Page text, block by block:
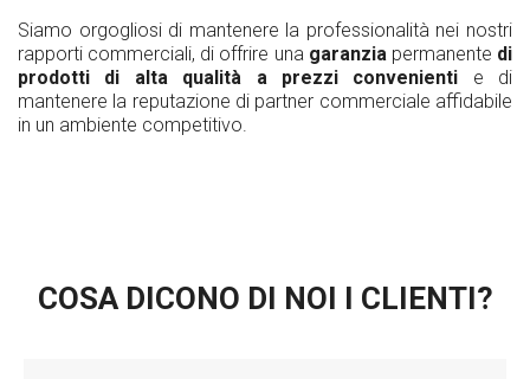
Siamo orgogliosi di mantenere la professionalità nei nostri
rapporti commerciali, di offrire unagaranziapermanente di
prodotti di alta qualità a prezzi convenienti e di
mantenere la reputazione di partner commerciale affidabile
in un ambiente competitivo.
COSA DICONO DI NOI I CLIENTI?